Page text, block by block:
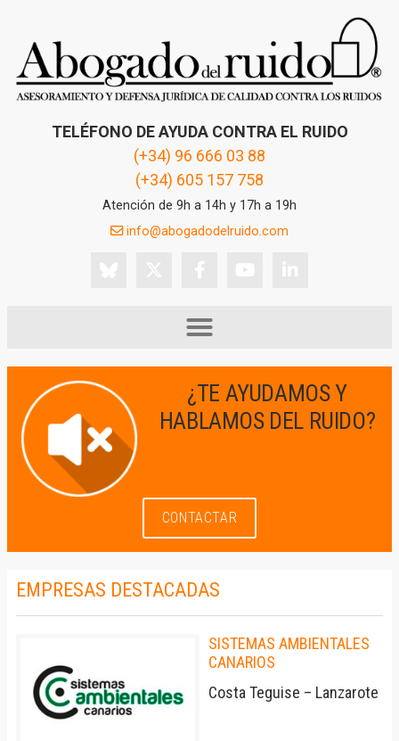
TELÉFONO DE AYUDA CONTRA EL RUIDO
(+34) 96 666 03 88
(+34) 605 157 758
Atención de 9h a 14h y 17h a 19h
info@abogadodelruido.com
¿TE AYUDAMOS Y
HABLAMOS DEL RUIDO?
CONTACTAR
EMPRESAS DESTACADAS
SISTEMAS AMBIENTALES
CANARIOS
Costa Teguise – Lanzarote